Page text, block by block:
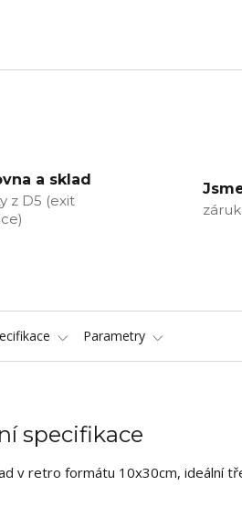
a sklad
z D5 (exit
Parametry
specifikace
v retro formátu 10x30cm, ideální